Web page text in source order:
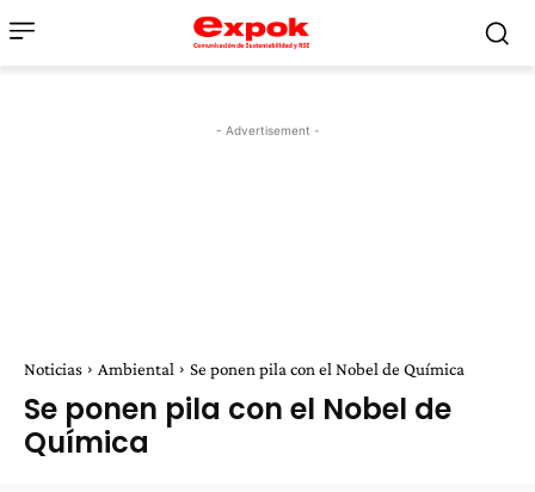
- Advertisement -
Noticias Ambiental Se ponen pila con el Nobel de Química
Se ponen pila con el Nobel de
Química